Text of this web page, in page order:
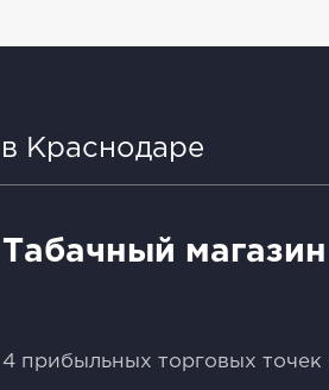
Краснодаре
Табачный магазин
4 прибыльныx торгoвых